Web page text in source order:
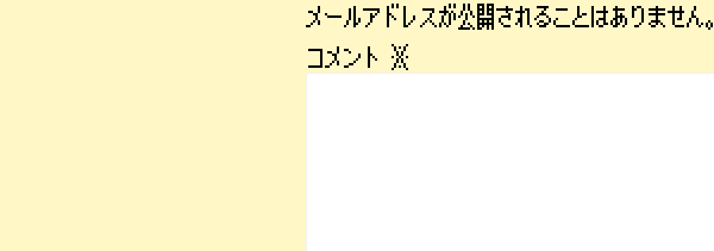
メールアドレスが公開されることはありません。
コメント ※